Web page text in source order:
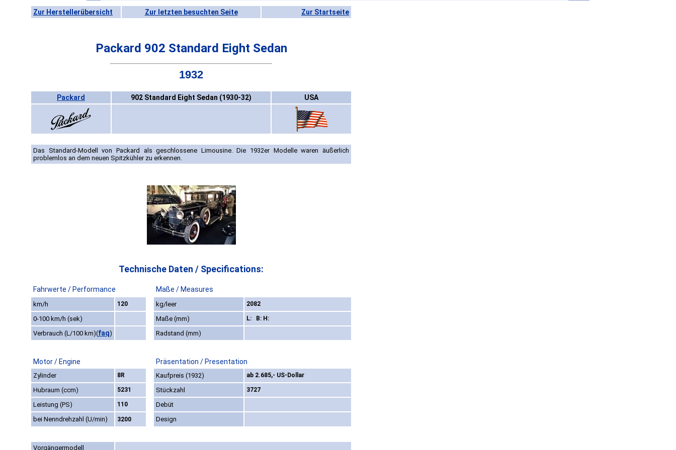
Zur Herstellerübersicht Zur letzten besuchten Seite Zur Startseite
Packard 902 Standard Eight Sedan
1932
Packard 902 Standard Eight Sedan (1930-32) USA
Das Standard-Modell von Packard als geschlossene Limousine. Die 1932er Modelle waren äußerlich
problemlos an dem neuen Spitzkühler zu erkennen.
Technische Daten / Specifications:
Fahrwerte / Performance Maße / Measures
km/h 120 kg/leer 2082
0-100 km/h (sek) Maße (mm) L: B: H:
Verbrauch (L/100 km)(faq) Radstand (mm)
Motor / Engine Präsentation / Presentation
Zylinder 8R Kaufpreis (1932) ab 2.685,- US-Dollar
Hubraum (ccm) 5231 Stückzahl 3727
Leistung (PS) 110
Debüt
bei Nenndrehzahl (U/min)
3200 Design
Vorgängermodell